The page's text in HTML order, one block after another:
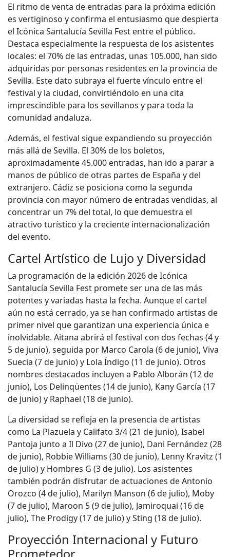
El ritmo de venta de entradas para la próxima edición
es vertiginoso y confirma el entusiasmo que despierta
el Icónica Santalucía Sevilla Fest entre el público.
Destaca especialmente la respuesta de los asistentes
locales: el 70% de las entradas, unas 105.000, han sido
adquiridas por personas residentes en la provincia de
Sevilla. Este dato subraya el fuerte vínculo entre el
festival y la ciudad, convirtiéndolo en una cita
imprescindible para los sevillanos y para toda la
comunidad andaluza.
Además, el festival sigue expandiendo su proyección
más allá de Sevilla. El 30% de los boletos,
aproximadamente 45.000 entradas, han ido a parar a
manos de público de otras partes de España y del
extranjero. Cádiz se posiciona como la segunda
provincia con mayor número de entradas vendidas, al
concentrar un 7% del total, lo que demuestra el
atractivo turístico y la creciente internacionalización
del evento.
Cartel Artístico de Lujo y Diversidad
La programación de la edición 2026 de Icónica
Santalucía Sevilla Fest promete ser una de las más
potentes y variadas hasta la fecha. Aunque el cartel
aún no está cerrado, ya se han confirmado artistas de
primer nivel que garantizan una experiencia única e
inolvidable. Aitana abrirá el festival con dos fechas (4 y
5 de junio), seguida por Marco Carola (6 de junio), Viva
Suecia (7 de junio) y Lola Índigo (11 de junio). Otros
nombres destacados incluyen a Pablo Alborán (12 de
junio), Los Delinqüentes (14 de junio), Kany García (17
de junio) y Raphael (18 de junio).
La diversidad se refleja en la presencia de artistas
como La Plazuela y Califato 3/4 (21 de junio), Isabel
Pantoja junto a Il Divo (27 de junio), Dani Fernández (28
de junio), Robbie Williams (30 de junio), Lenny Kravitz (1
de julio) y Hombres G (3 de julio). Los asistentes
también podrán disfrutar de actuaciones de Antonio
Orozco (4 de julio), Marilyn Manson (6 de julio), Moby
(7 de julio), Maroon 5 (9 de julio), Jamiroquai (16 de
julio), The Prodigy (17 de julio) y Sting (18 de julio).
Proyección Internacional y Futuro